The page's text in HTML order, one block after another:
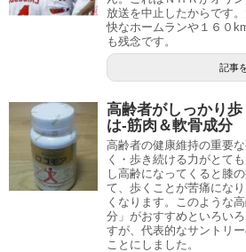
放送を中止したからです
快なホームランや１６０
も残念です。
記事
高齢者がしっかり
は-筋肉＆軟骨成分
高齢者の健康維持の重要
く・歩き続ける力がとて
し高齢になってくると膝
て、歩くことが苦痛にな
くなります。このような
分」がおすすめといろい
すが、代表的なサントリ
ことにしました。